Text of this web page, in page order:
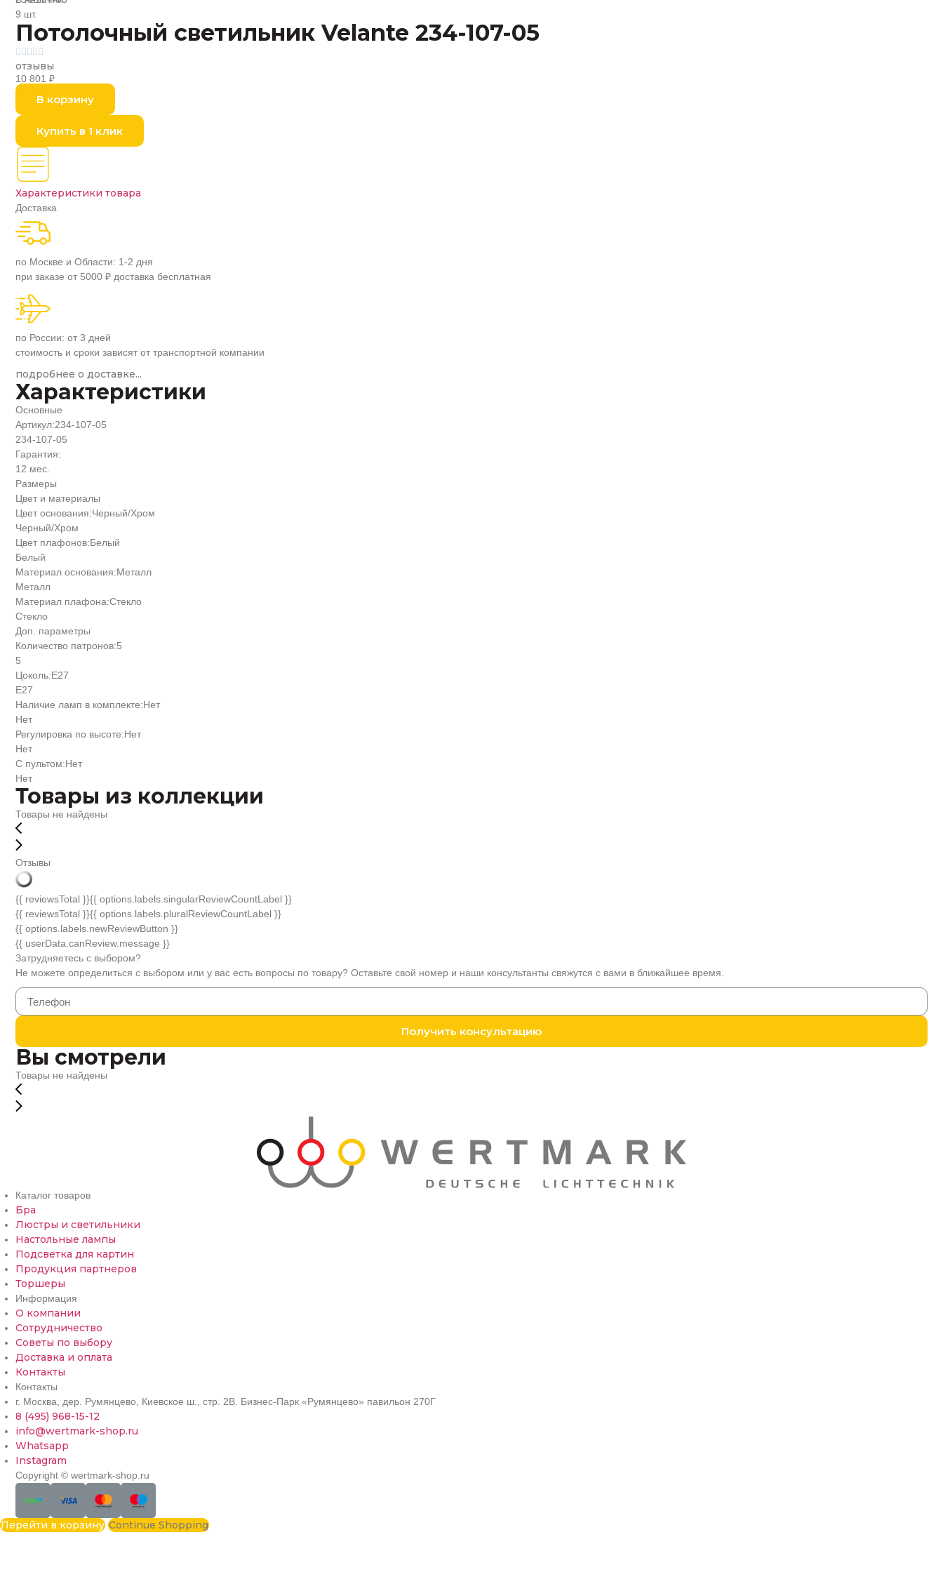
9 шт.
Потолочный светильник Velante 234-107-05
    
отзывы
10 801 ₽
В корзину
Купить в 1 клик
Характеристики товара
Доставка
по Москве и Области: 1-2 дня
при заказе от 5000 ₽ доставка бесплатная
по России: от 3 дней
стоимость и сроки зависят от транспортной компании
подробнее о доставке...
Характеристики
Основные
Артикул:234-107-05
234-107-05
Гарантия:
12 мес.
Размеры
Цвет и материалы
Цвет основания:Черный/Хром
Черный/Хром
Цвет плафонов:Белый
Белый
Материал основания:Металл
Металл
Материал плафона:Стекло
Стекло
Доп. параметры
Количество патронов:5
5
Цоколь:Е27
Е27
Наличие ламп в комплекте:Нет
Нет
Регулировка по высоте:Нет
Нет
С пультом:Нет
Нет
Товары из коллекции
Товары не найдены
Отзывы
{{ reviewsTotal }}{{ options.labels.singularReviewCountLabel }}
{{ reviewsTotal }}{{ options.labels.pluralReviewCountLabel }}
{{ options.labels.newReviewButton }}
{{ userData.canReview.message }}
Затрудняетесь с выбором?
Не можете определиться с выбором или у вас есть вопросы по товару? Оставьте свой номер и наши консультанты свяжутся с вами в ближайшее время.
Получить консультацию
Вы смотрели
Товары не найдены
Каталог товаров
Бра
Люстры и светильники
Настольные лампы
Подсветка для картин
Продукция партнеров
Торшеры
Информация
О компании
Сотрудничество
Советы по выбору
Доставка и оплата
Контакты
Контакты
г. Москва, дер. Румянцево, Киевское ш., стр. 2В. Бизнес-Парк «Румянцево» павильон 270Г
8 (495) 968-15-12
info@wertmark-shop.ru
Whatsapp
Instagram
Copyright © wertmark-shop.ru
Перейти в корзину Continue Shopping